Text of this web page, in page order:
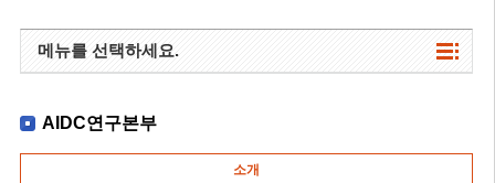
메뉴를 선택하세요.
AIDC연구본부
소개